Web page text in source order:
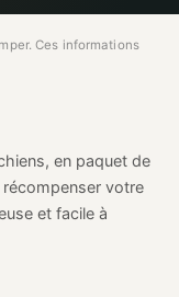
Ces informations
en paquet de
votre
et facile à